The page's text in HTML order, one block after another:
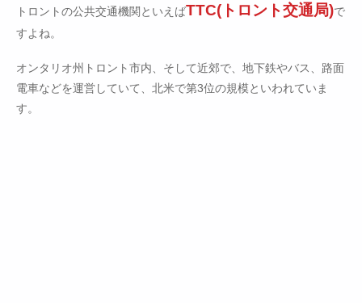
トロントの公共交通機関といえばTTC(トロント交通局)で
すよね。
オンタリオ州トロント市内、そして近郊で、地下鉄やバス、路面
電車などを運営していて、北米で第3位の規模といわれていま
す。